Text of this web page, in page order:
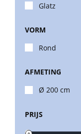
Verlichting
Glatz Vita Collectie
Glatz parasoldoeken
Glatz
VORM
Rond
AFMETING
Ø 200 cm
PRIJS